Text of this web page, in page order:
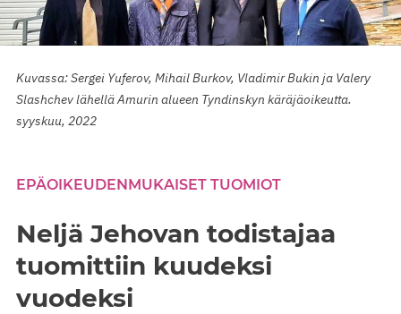
Kuvassa: Sergei Yuferov, Mihail Burkov, Vladimir Bukin ja Valery
Slashchev lähellä Amurin alueen Tyndinskyn käräjäoikeutta.
syyskuu, 2022
EPÄOIKEUDENMUKAISET TUOMIOT
Neljä Jehovan todistajaa
tuomittiin kuudeksi
vuodeksi